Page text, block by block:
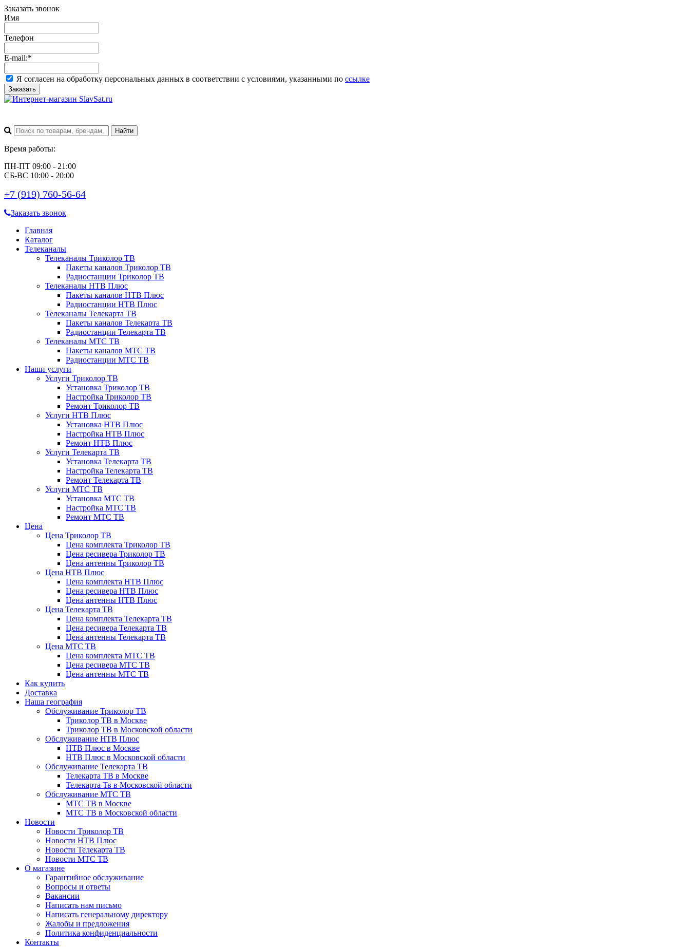
Заказать звонок
Имя
Телефон
E-mail:*
Я согласен на обработку персональных данных в соответствии с условиями, указанными по ссылке
Заказать
Время работы:
ПН-ПТ 09:00 - 21:00
СБ-ВС 10:00 - 20:00
+7 (919) 760-56-64
Заказать звонок
Главная
Каталог
Телеканалы
Телеканалы Триколор ТВ
Пакеты каналов Триколор ТВ
Радиостанции Триколор ТВ
Телеканалы НТВ Плюс
Пакеты каналов НТВ Плюс
Радиостанции НТВ Плюс
Телеканалы Телекарта ТВ
Пакеты каналов Телекарта ТВ
Радиостанции Телекарта ТВ
Телеканалы МТС ТВ
Пакеты каналов МТС ТВ
Радиостанции МТС ТВ
Наши услуги
Услуги Триколор ТВ
Установка Триколор ТВ
Настройка Триколор ТВ
Ремонт Триколор ТВ
Услуги НТВ Плюс
Установка НТВ Плюс
Настройка НТВ Плюс
Ремонт НТВ Плюс
Услуги Телекарта ТВ
Установка Телекарта ТВ
Настройка Телекарта ТВ
Ремонт Телекарта ТВ
Услуги МТС ТВ
Установка МТС ТВ
Настройка МТС ТВ
Ремонт МТС ТВ
Цена
Цена Триколор ТВ
Цена комплекта Триколор ТВ
Цена ресивера Триколор ТВ
Цена антенны Триколор ТВ
Цена НТВ Плюс
Цена комплекта НТВ Плюс
Цена ресивера НТВ Плюс
Цена антенны НТВ Плюс
Цена Телекарта ТВ
Цена комплекта Телекарта ТВ
Цена ресивера Телекарта ТВ
Цена антенны Телекарта ТВ
Цена МТС ТВ
Цена комплекта МТС ТВ
Цена ресивера МТС ТВ
Цена антенны МТС ТВ
Как купить
Доставка
Наша география
Обслуживание Триколор ТВ
Триколор ТВ в Москве
Триколор ТВ в Московской области
Обслуживание НТВ Плюс
НТВ Плюс в Москве
НТВ Плюс в Московской области
Обслуживание Телекарта ТВ
Телекарта ТВ в Москве
Телекарта Тв в Московской области
Обслуживание МТС ТВ
МТС ТВ в Москве
МТС ТВ в Московской области
Новости
Новости Триколор ТВ
Новости НТВ Плюс
Новости Телекарта ТВ
Новости МТС ТВ
О магазине
Гарантийное обслуживание
Вопросы и ответы
Вакансии
Написать нам письмо
Написать генеральному директору
Жалобы и предложения
Политика конфиденциальности
Контакты